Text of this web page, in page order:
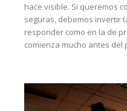
hace visible. Si queremos
seguras, debemos invertir
responder como en la de
comienza mucho antes del